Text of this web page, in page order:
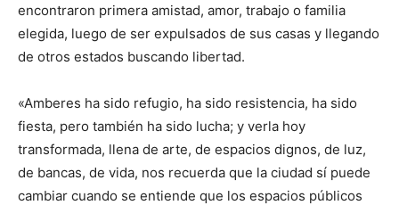
encontraron primera amistad, amor, trabajo o familia
elegida, luego de ser expulsados de sus casas y llegando
de otros estados buscando libertad.
«Amberes ha sido refugio, ha sido resistencia, ha sido
fiesta, pero también ha sido lucha; y verla hoy
transformada, llena de arte, de espacios dignos, de luz,
de bancas, de vida, nos recuerda que la ciudad sí puede
cambiar cuando se entiende que los espacios públicos